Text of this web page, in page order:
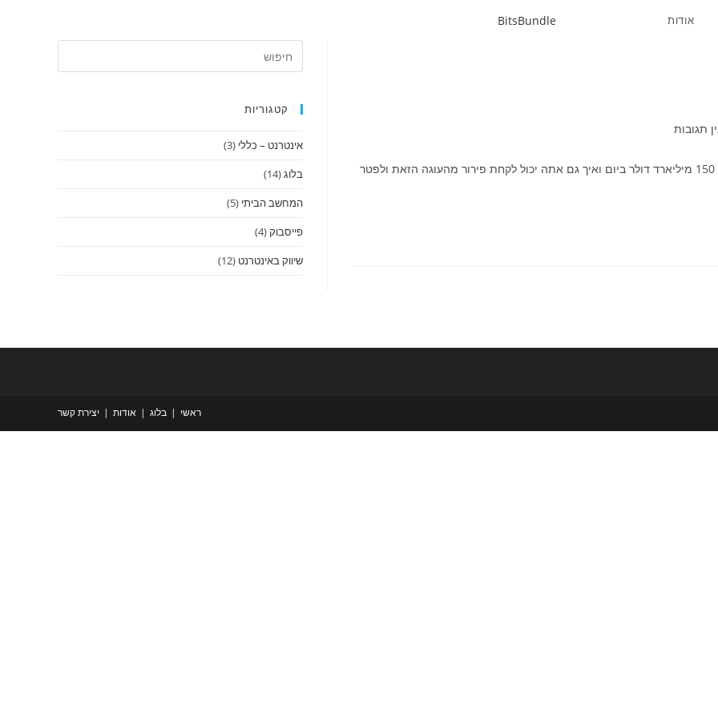
אודות BitsBundle
תגובות
ביג שוט - תוכנית הכשרה לשוק ההון הצצה נדירה לתחום שמגלגל 150 מיליארד דולר ביום ואיך גם אתה יכול לקחת פירור מהעוגה הזאת ולפטר
קטגוריות
אינטרנט – כללי (3)
בלוג(14)
המחשב הביתי (5)
פייסבוק(4)
שיווק באינטרנט (12)
ראשי בלוג אודות יצירת קשר